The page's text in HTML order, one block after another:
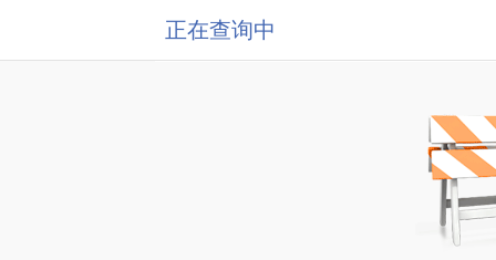
正在查询中